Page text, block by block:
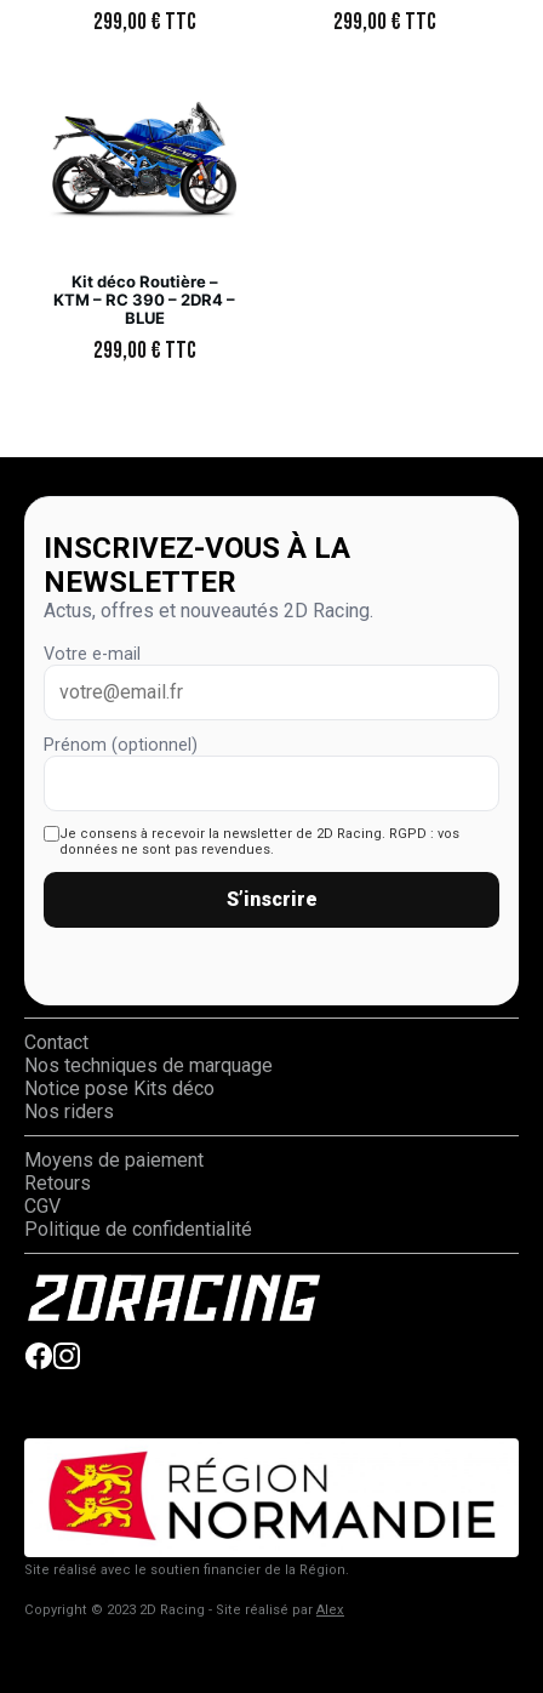
299,00€ TTC 299,00€ TTC
Kit déco Routière –
KTM – RC 390 – 2DR4 –
BLUE
299,00€ TTC
INSCRIVEZ-VOUS À LA
NEWSLETTER
Actus, offres et nouveautés 2D Racing.
Votre e-mail
Prénom (optionnel)
Je consens à recevoir la newsletter de 2D Racing. RGPD : vos
données ne sont pas revendues.
S’inscrire
Contact
Nos techniques de marquage
Notice pose Kits déco
Nos riders
Moyens de paiement
Retours
CGV
Politique de confidentialité
Site réalisé avec le soutien financier de la Région.
Copyright © 2023 2D Racing - Site réalisé par Alex